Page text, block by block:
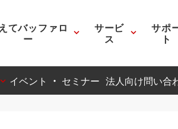
てバッファロ
ー
サービ
ス
サポ
ト
イベント ・ セミナー 法人向け問い合